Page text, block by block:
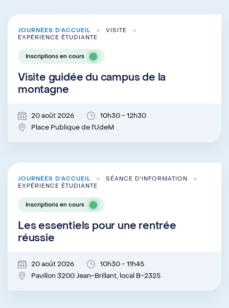
JOURNÉES D'ACCUEIL
VISITE
EXPÉRIENCE ÉTUDIANTE
Inscriptions en cours
Visite guidée du campus de la
montagne
20 août 2026
10h30 - 12h30
Place Publique de l'UdeM
JOURNÉES D'ACCUEIL
SÉANCE D'INFORMATION
EXPÉRIENCE ÉTUDIANTE
Inscriptions en cours
Les essentiels pour une rentrée
réussie
20 août 2026
10h30 - 11h45
Pavillon 3200 Jean-Brillant, local B-2325